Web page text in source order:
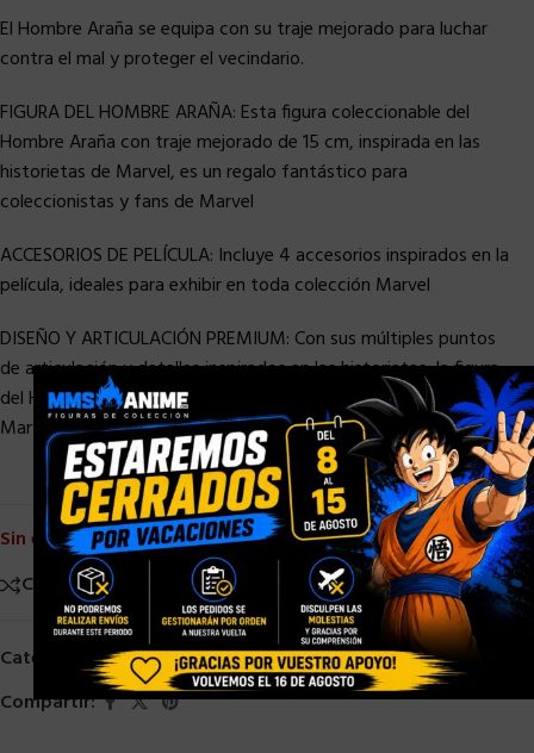
El Hombre Araña se equipa con su traje mejorado para luchar
contra el mal y proteger el vecindario.
FIGURA DEL HOMBRE ARAÑA: Esta figura coleccionable del
Hombre Araña con traje mejorado de 15 cm, inspirada en las
historietas de Marvel, es un regalo fantástico para
coleccionistas y fans de Marvel
ACCESORIOS DE PELÍCULA: Incluye 4 accesorios inspirados en la
película, ideales para exhibir en toda colección Marvel
DISEÑO Y ARTICULACIÓN PREMIUM: Con sus múltiples puntos
de articulación y detalles inspirados en las historietas, la figura
del Hombre Araña con traje mejorado de 15 cm de la colección
Marvel Legends es perfecta para ser exhibida en colecciones
Sin existencias
Comparar
Añadir a la lista de deseos
Categorías:HASBRO,HASBRO MARVEL
Compartir:
×